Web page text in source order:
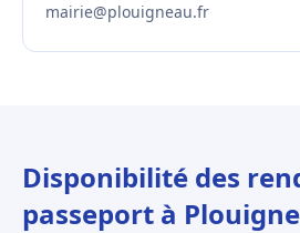
mairie@plouigneau.fr
Disponibilité des
passeport à